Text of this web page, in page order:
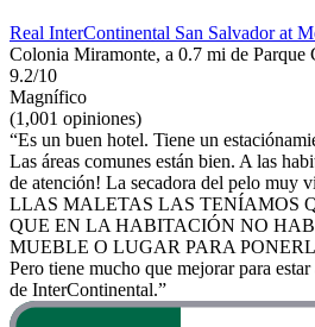
Real InterContinental San Salvador at
Colonia Miramonte, a 0.7 mi de Parque
9.2/10
Magnífico
(1,001 opiniones)
“Es un buen hotel. Tiene un
Las áreas comunes están bien. A las
de atención! La secadora del pelo muy
LLAS MALETAS LAS TENÍAMOS
QUE EN LA HABITACIÓN NO
MUEBLE O LUGAR PARA
Pero tiene mucho que mejorar para
de InterContinental.”